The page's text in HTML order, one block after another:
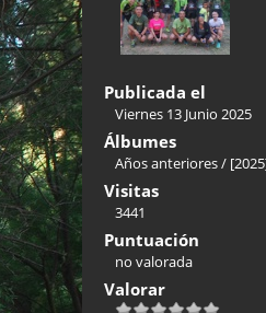
Publicada el
Viernes 13 Junio 2025
Álbumes
Años anteriores/
Visitas
3441
Puntuación
no valorada
Valorar